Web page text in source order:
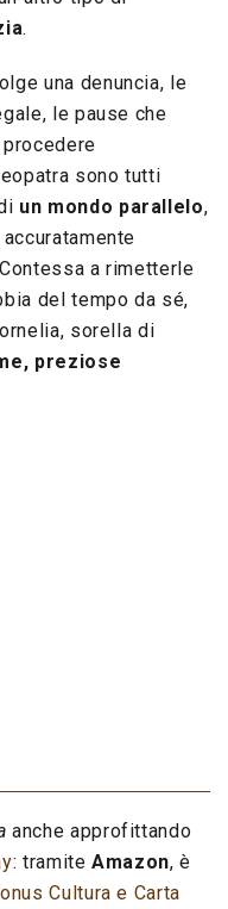
.
una denuncia, le
le pause che
sono tutti
un mondo parallelo,
a rimetterle
del tempo da sé,
sorella di
preziose
anche approfittando
: tramiteAmazon, è
Cultura e Carta